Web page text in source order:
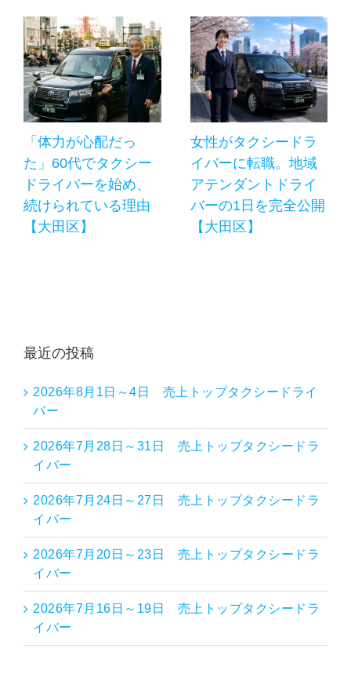
「体力が心配だっ
た」60代でタクシー
ドライバーを始め、
続けられている理由
【大田区】
女性がタクシードラ
イバーに転職。地域
アテンダントドライ
バーの1日を完全公開
【大田区】
最近の投稿
2026年8月1日～4日 売上トップタクシードライ
バー
2026年7月28日～31日 売上トップタクシードラ
イバー
2026年7月24日～27日 売上トップタクシードラ
イバー
2026年7月20日～23日 売上トップタクシードラ
イバー
2026年7月16日～19日 売上トップタクシードラ
イバー